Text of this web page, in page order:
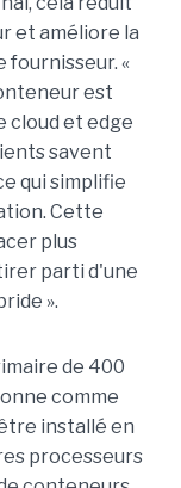
et améliore la
fournisseur. «
est
cloud et edge
savent
qui simplifie
Cette
plus
parti d'une
».
de 400
comme
installé en
processeurs